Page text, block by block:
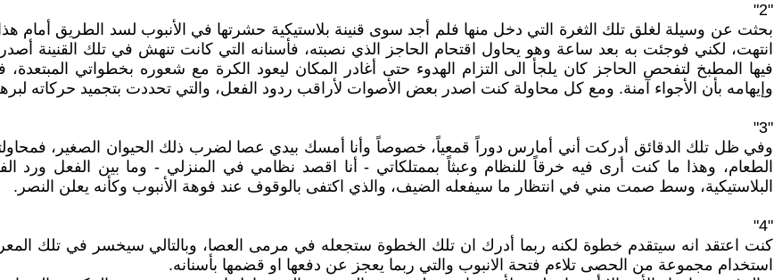
"2"
بحثت عن وسيلة لغلق تلك الثغرة التي دخل منها فلم أجد سوى قنينة بلاستيكية حشرتها في الأنبوب لسد الطريق أمام
انتهت، لكني فوجئت به بعد ساعة وهو يحاول اقتحام الحاجز الذي نصبته، فأسنانه التي كانت تنهش في تلك
فيها المطبخ لتفحص الحاجز كان يلجأ الى التزام الهدوء حتى أغادر المكان ليعود الكرة مع شعوره بخطواتي
وإيهامه بأن الأجواء آمنة. ومع كل محاولة كنت اصدر بعض الأصوات لأراقب ردود الفعل، والتي تحددت بتجميد حركاته
"3"
وفي ظل تلك الدقائق أدركت أني أمارس دوراً قمعياً، خصوصاً وأنا أمسك بيدي عصا لضرب ذلك الحيوان الصغير،
الطعام، وهذا ما كنت أرى فيه خرقاً للنظام وعبثاً بممتلكاتي - أنا اقصد نظامي في المنزلي - وما بين الفعل ورد
البلاستيكية، وسط صمت مني في انتظار ما سيفعله الضيف، والذي اكتفى بالوقوف عند فوهة الأنبوب وكأنه يعلن النصر.
"4"
كنت اعتقد انه سيتقدم خطوة لكنه ربما أدرك ان تلك الخطوة ستجعله في مرمى العصا، وبالتالي سيخسر في تلك
استخدام مجموعة من الحصى تلاءم فتحة الانبوب والتي ربما يعجز عن دفعها او قضمها بأسنانه.